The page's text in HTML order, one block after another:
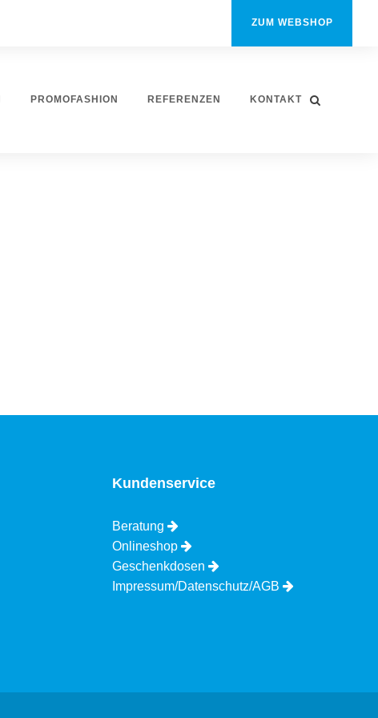
ZUM WEBSHOP
PROMOFASHION REFERENZEN KONTAKT
Kundenservice
Beratung
Onlineshop
Geschenkdosen
Impressum/Datenschutz/AGB